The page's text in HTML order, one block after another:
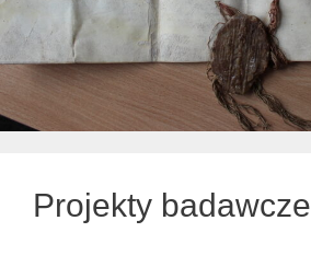
Projekty badawcze